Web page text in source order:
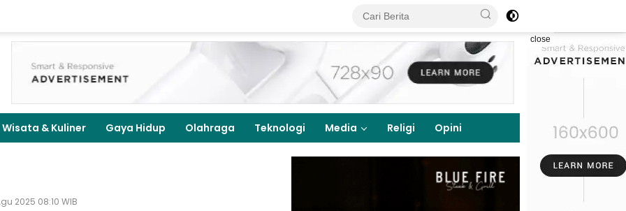
close
Wisata & Kuliner Gaya Hidup Olahraga Teknologi Media Religi Opini
2025 08:10 WIB